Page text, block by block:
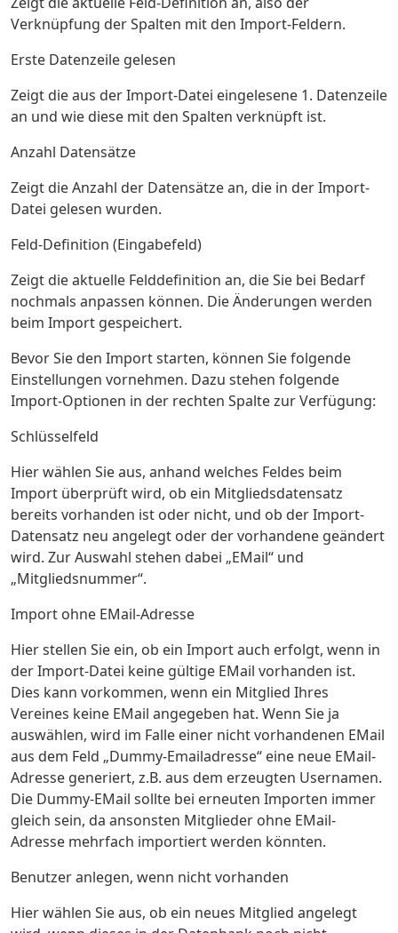
Verknüpfung der Spalten mit den Import-Feldern.
Erste Datenzeile gelesen
Zeigt die aus der Import-Datei eingelesene 1. Datenzeile
an und wie diese mit den Spalten verknüpft ist.
Anzahl Datensätze
Zeigt die Anzahl der Datensätze an, die in der Import-
Datei gelesen wurden.
Feld-Definition (Eingabefeld)
Zeigt die aktuelle Felddefinition an, die Sie bei Bedarf
nochmals anpassen können. Die Änderungen werden
beim Import gespeichert.
Bevor Sie den Import starten, können Sie folgende
Einstellungen vornehmen. Dazu stehen folgende
Import-Optionen in der rechten Spalte zur Verfügung:
Schlüsselfeld
Hier wählen Sie aus, anhand welches Feldes beim
Import überprüft wird, ob ein Mitgliedsdatensatz
bereits vorhanden ist oder nicht, und ob der Import-
Datensatz neu angelegt oder der vorhandene geändert
wird. Zur Auswahl stehen dabei „EMail“ und
„Mitgliedsnummer“.
Import ohne EMail-Adresse
Hier stellen Sie ein, ob ein Import auch erfolgt, wenn in
der Import-Datei keine gültige EMail vorhanden ist.
Dies kann vorkommen, wenn ein Mitglied Ihres
Vereines keine EMail angegeben hat. Wenn Sie ja
auswählen, wird im Falle einer nicht vorhandenen EMail
aus dem Feld „Dummy-Emailadresse“ eine neue EMail-
Adresse generiert, z.B. aus dem erzeugten Usernamen.
Die Dummy-EMail sollte bei erneuten Importen immer
gleich sein, da ansonsten Mitglieder ohne EMail-
Adresse mehrfach importiert werden könnten.
Benutzer anlegen, wenn nicht vorhanden
Hier wählen Sie aus, ob ein neues Mitglied angelegt